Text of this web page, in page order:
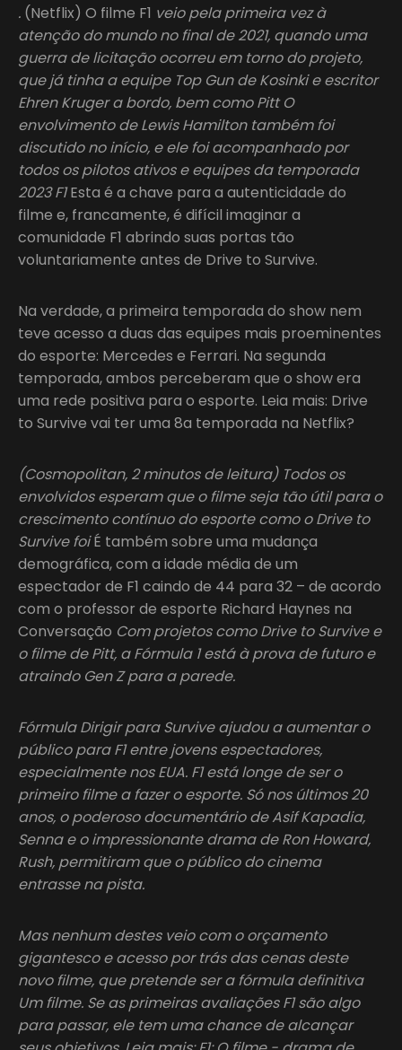
. (Netflix) O filme F1 veio pela primeira vez à
atenção do mundo no final de 2021, quando uma
guerra de licitação ocorreu em torno do projeto,
que já tinha a equipe Top Gun de Kosinki e escritor
Ehren Kruger a bordo, bem como Pitt O
envolvimento de Lewis Hamilton também foi
discutido no início, e ele foi acompanhado por
todos os pilotos ativos e equipes da temporada
2023 F1Esta é a chave para a autenticidade do
filme e, francamente, é difícil imaginar a
comunidade F1 abrindo suas portas tão
voluntariamente antes de Drive to Survive.
Na verdade, a primeira temporada do show nem
teve acesso a duas das equipes mais proeminentes
do esporte: Mercedes e Ferrari. Na segunda
temporada, ambos perceberam que o show era
uma rede positiva para o esporte. Leia mais: Drive
to Survive vai ter uma 8a temporada na Netflix?
(Cosmopolitan, 2 minutos de leitura) Todos os
envolvidos esperam que o filme seja tão útil para o
crescimento contínuo do esporte como o Drive to
Survive foiÉ também sobre uma mudança
demográfica, com a idade média de um
espectador de F1 caindo de 44 para 32 – de acordo
com o professor de esporte Richard Haynes na
Conversação Com projetos como Drive to Survive e
o filme de Pitt, a Fórmula 1 está à prova de futuro e
atraindo Gen Z para a parede.
Fórmula Dirigir para Survive ajudou a aumentar o
público para F1 entre jovens espectadores,
especialmente nos EUA. F1 está longe de ser o
primeiro filme a fazer o esporte. Só nos últimos 20
anos, o poderoso documentário de Asif Kapadia,
Senna e o impressionante drama de Ron Howard,
Rush, permitiram que o público do cinema
entrasse na pista.
Mas nenhum destes veio com o orçamento
gigantesco e acesso por trás das cenas deste
novo filme, que pretende ser a fórmula definitiva
Um filme. Se as primeiras avaliações F1 são algo
para passar, ele tem uma chance de alcançar